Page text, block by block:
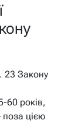
23 Закону
60 років,
цією